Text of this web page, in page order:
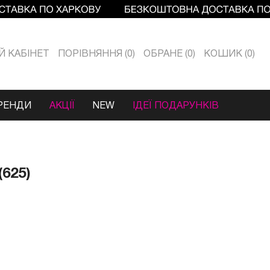
КАБIНЕТ ПОРІВНЯННЯ 0 ОБРАНЕ 0 КОШИК 0
АКЦІЇ NEW ІДЕЇ ПОДАРУНКІВ